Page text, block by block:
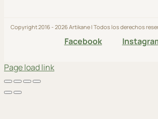
Copyright 2016 - 2026 Artikane | Todos los derechos
Facebook
Page load link